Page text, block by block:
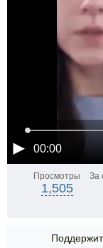
00:00
Просмотры
1,505
За